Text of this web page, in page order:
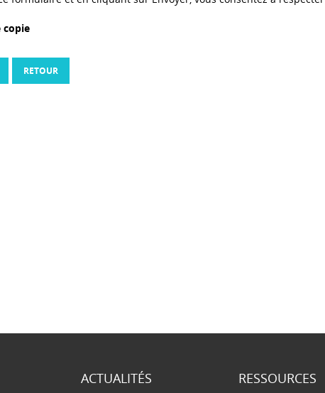
copie
RETOUR
ACTUALITÉS RESSOURCES